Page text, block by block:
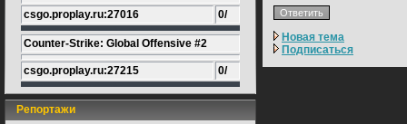
csgo.proplay.ru:27016 0/
Counter-Strike: Global Offensive #2
csgo.proplay.ru:27215 0/
Репортажи
Новая тема
Подписаться